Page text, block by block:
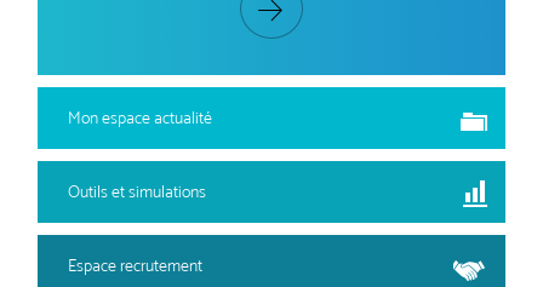
Mon espace actualité
Outils et simulations
Espace recrutement